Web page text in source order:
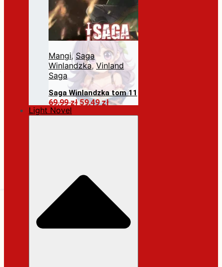
Mangi, Saga
Winlandzka, Vinland
Saga
Saga Winlandzka tom 11
69,99złPierwotna
59,49złAktualna
Dodaj do koszyka
Light Novel